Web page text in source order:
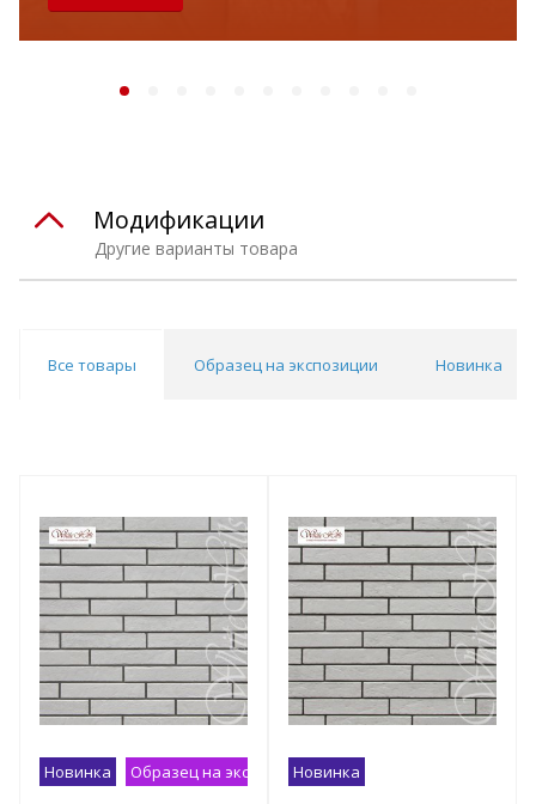
Другие варианты товара
Модификации
Все товары Образец на экспозиции Новинка
Новинка Образец на экспозицииНовинка